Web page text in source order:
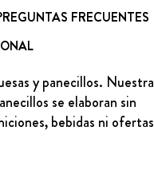
FRECUENTES
y panecillos. Nuestra
se elaboran sin
bebidas ni ofertas